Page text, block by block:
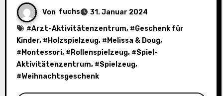
Von fuchs
31. Januar 2024
#Arzt-Aktivitätenzentrum, #Geschenk für
Kinder, # Holzspielzeug, # Melissa & Doug,
# Montessori, # Rollenspielzeug, #Spiel-
Aktivitätenzentrum, #Spielzeug,
#Weihnachtsgeschenk